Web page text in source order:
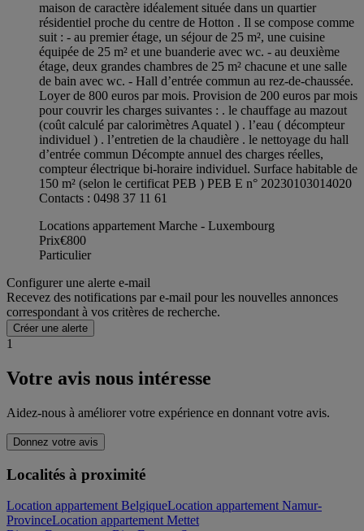
maison de caractère idéalement située dans un quartier
résidentiel proche du centre de Hotton . Il se compose comme
suit : - au premier étage, un séjour de 25 m², une cuisine
équipée de 25 m² et une buanderie avec wc. - au deuxième
étage, deux grandes chambres de 25 m² chacune et une salle
de bain avec wc. - Hall d’entrée commun au rez-de-chaussée.
Loyer de 800 euros par mois. Provision de 200 euros par mois
pour couvrir les charges suivantes : . le chauffage au mazout
(coût calculé par calorimètres Aquatel ) . l’eau ( décompteur
individuel ) . l’entretien de la chaudière . le nettoyage du hall
d’entrée commun Décompte annuel des charges réelles,
compteur électrique bi-horaire individuel. Surface habitable de
150 m² (selon le certificat PEB ) PEB E n° 20230103014020
Contacts : 0498 37 11 61
Locations appartement Marche - Luxembourg
Prix€800
Particulier
Configurer une alerte e-mail
Recevez des notifications par e-mail pour les nouvelles annonces
correspondant à vos critères de recherche.
Créer une alerte
1
Votre avis nous intéresse
Aidez-nous à améliorer votre expérience en donnant votre avis.
Donnez votre avis
Localités à proximité
Location appartement BelgiqueLocation appartement Namur-
ProvinceLocation appartement Mettet